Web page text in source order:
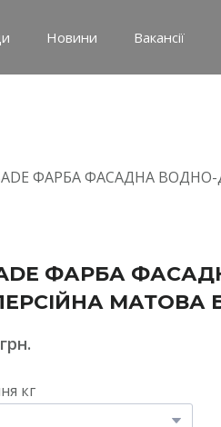
Новини Вакансії
ФАРБА ФАСАДНА
ФАРБА
МАТОВА
кг